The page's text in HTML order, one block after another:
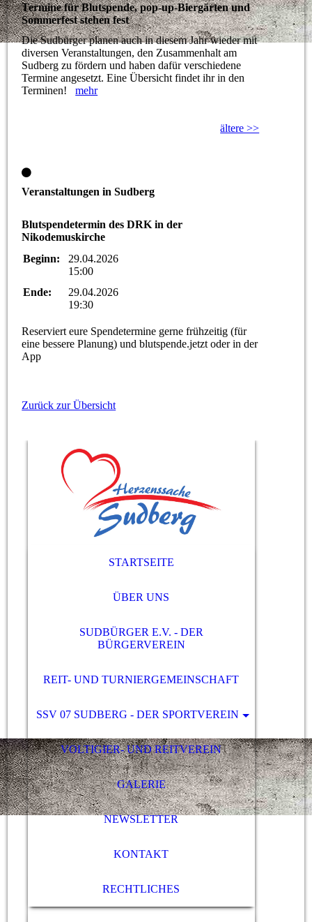
Termine für Blutspende, pop-up-Biergärten und
Sommerfest stehen fest
Die Sudbürger planen auch in diesem Jahr wieder mit
diversen Veranstaltungen, den Zusammenhalt am
Sudberg zu fördern und haben dafür verschiedene
Termine angesetzt. Eine Übersicht findet ihr in den
Terminen!mehr
ältere >>
Veranstaltungen in Sudberg
Blutspendetermin des DRK in der
Nikodemuskirche
Beginn:
29.04.2026
15:00
Ende:
29.04.2026
19:30
Reserviert eure Spendetermine gerne frühzeitig (für
eine bessere Planung) und blutspende.jetzt oder in der
App
Zurück zur Übersicht
STARTSEITE
ÜBER UNS
SUDBÜRGER E.V. - DER
BÜRGERVEREIN
REIT- UND TURNIERGEMEINSCHAFT
SSV 07 SUDBERG - DER SPORTVEREIN
VOLTIGIER- UND REITVEREIN
GALERIE
NEWSLETTER
KONTAKT
RECHTLICHES